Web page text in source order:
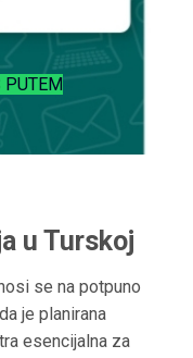
PUTEM
u Turskoj
se na potpuno
je planirana
esencijalna za